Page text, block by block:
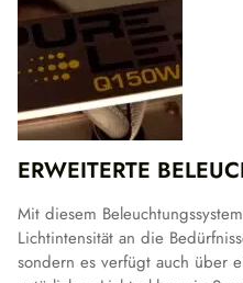
ERWEITERTE
Mit diesem
Lichtintensität an die
sondern es verfügt auch über